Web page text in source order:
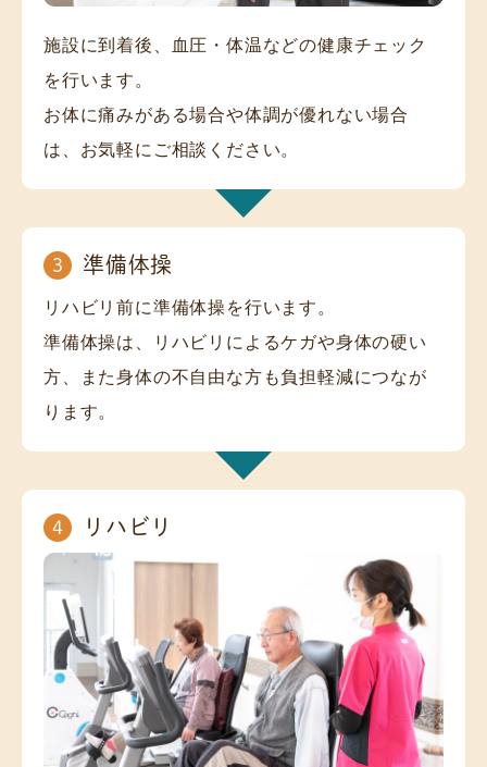
施設に到着後、血圧・体温などの健康チェック
を行います。
お体に痛みがある場合や体調が優れない場合
は、お気軽にご相談ください。
3 準備体操
リハビリ前に準備体操を行います。
準備体操は、リハビリによるケガや身体の硬い
方、また身体の不自由な方も負担軽減につなが
ります。
4 リハビリ